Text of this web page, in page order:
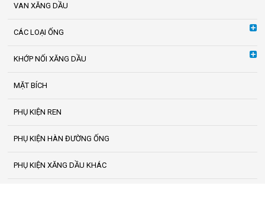
VAN XĂNG DẦU
CÁC LOẠI ỐNG
KHỚP NỐI XĂNG DẦU
MẶT BÍCH
PHỤ KIỆN REN
PHỤ KIỆN HÀN ĐƯỜNG ỐNG
PHỤ KIỆN XĂNG DẦU KHÁC